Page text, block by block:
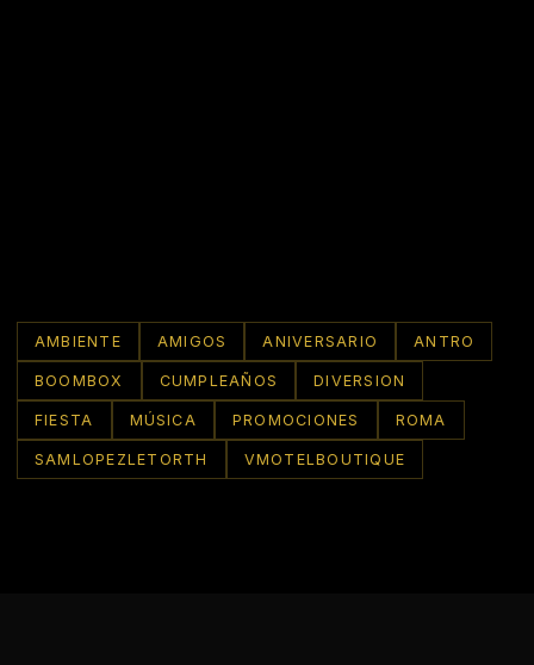
AMBIENTE AMIGOS ANIVERSARIO ANTRO
BOOMBOX CUMPLEAÑOS DIVERSION
FIESTA MÚSICA PROMOCIONES ROMA
SAMLOPEZLETORTH VMOTELBOUTIQUE